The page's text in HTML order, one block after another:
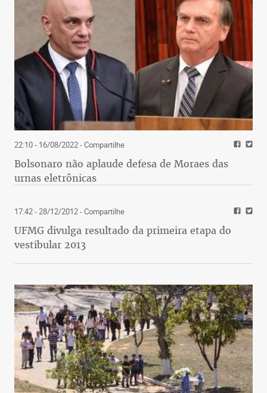
22:10 - 16/08/2022- Compartilhe
Bolsonaro não aplaude defesa de Moraes das
urnas eletrônicas
17:42 - 28/12/2012- Compartilhe
UFMG divulga resultado da primeira etapa do
vestibular 2013